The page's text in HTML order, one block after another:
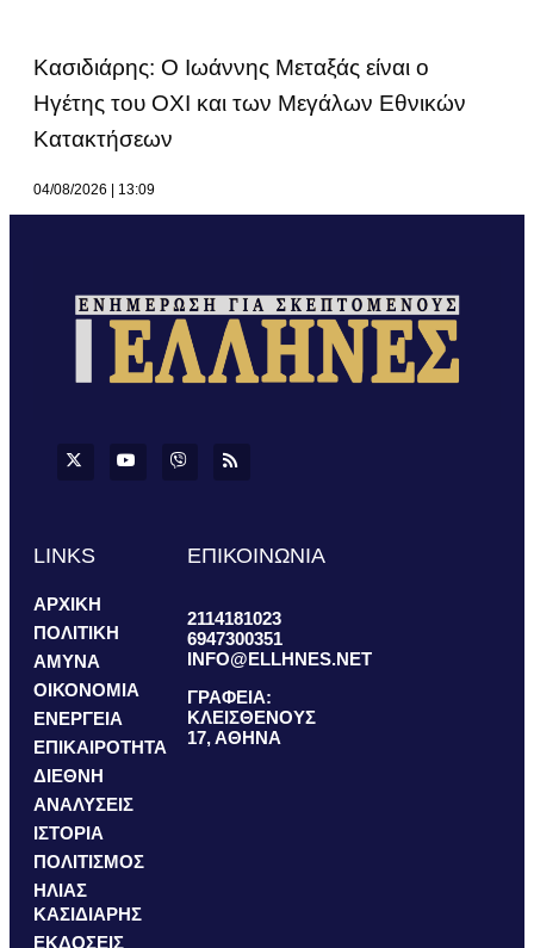
Κασιδιάρης: Ο Ιωάννης Μεταξάς είναι ο
Ηγέτης του ΟΧΙ και των Μεγάλων Εθνικών
Κατακτήσεων
04/08/2026 13:09
LINKS
ΑΡΧΙΚΗ
ΠΟΛΙΤΙΚΗ
ΑΜΥΝΑ
ΟΙΚΟΝΟΜΙΑ
ΕΝΕΡΓΕΙΑ
ΕΠΙΚΑΙΡΟΤΗΤΑ
ΔΙΕΘΝΗ
ΑΝΑΛΥΣΕΙΣ
ΙΣΤΟΡΙΑ
ΠΟΛΙΤΙΣΜΟΣ
ΗΛΙΑΣ
ΚΑΣΙΔΙΑΡΗΣ
ΕΚΔΟΣΕΙΣ
ΕΠΙΚΟΙΝΩΝΙΑ
2114181023
6947300351
INFO@ELLHNES.NET
ΓΡΑΦΕΙΑ:
ΚΛΕΙΣΘΕΝΟΥΣ
17, ΑΘΗΝΑ